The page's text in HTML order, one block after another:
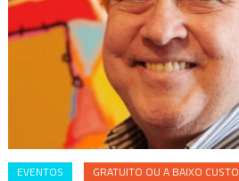
EVENTOS GRATUITO OU A BAIXO CUSTO